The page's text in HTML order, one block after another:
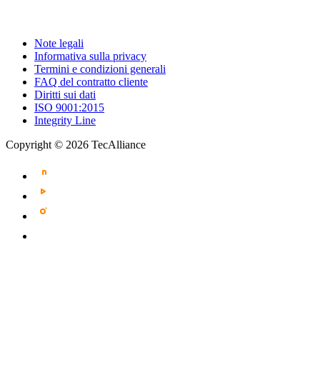
Note legali
Informativa sulla privacy
Termini e condizioni generali
FAQ del contratto cliente
Diritti sui dati
ISO 9001:2015
Integrity Line
Copyright © 2026 TecAlliance